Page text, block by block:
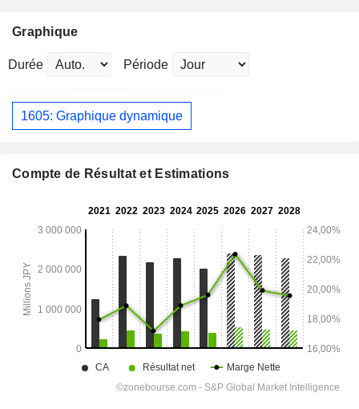
Graphique
Durée Période
1605: Graphique dynamique
Compte de Résultat et Estimations